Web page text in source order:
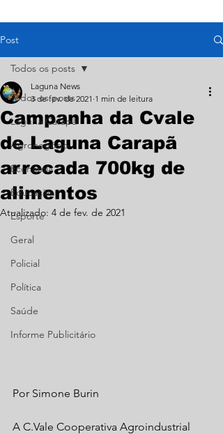
Post
Todos os posts
Laguna Carapã
Agronegócio
Economia
Educação
Esporte
Geral
Policial
Política
Saúde
Informe Publicitário
Todos os posts
Campanha da Cvale
de Laguna Carapã
arrecada 700kg de
alimentos
Laguna News
3 de fev. de 2021 1 min de leitura
Atualizado: 4 de fev. de 2021
Por Simone Burin
A C.Vale Cooperativa Agroindustrial